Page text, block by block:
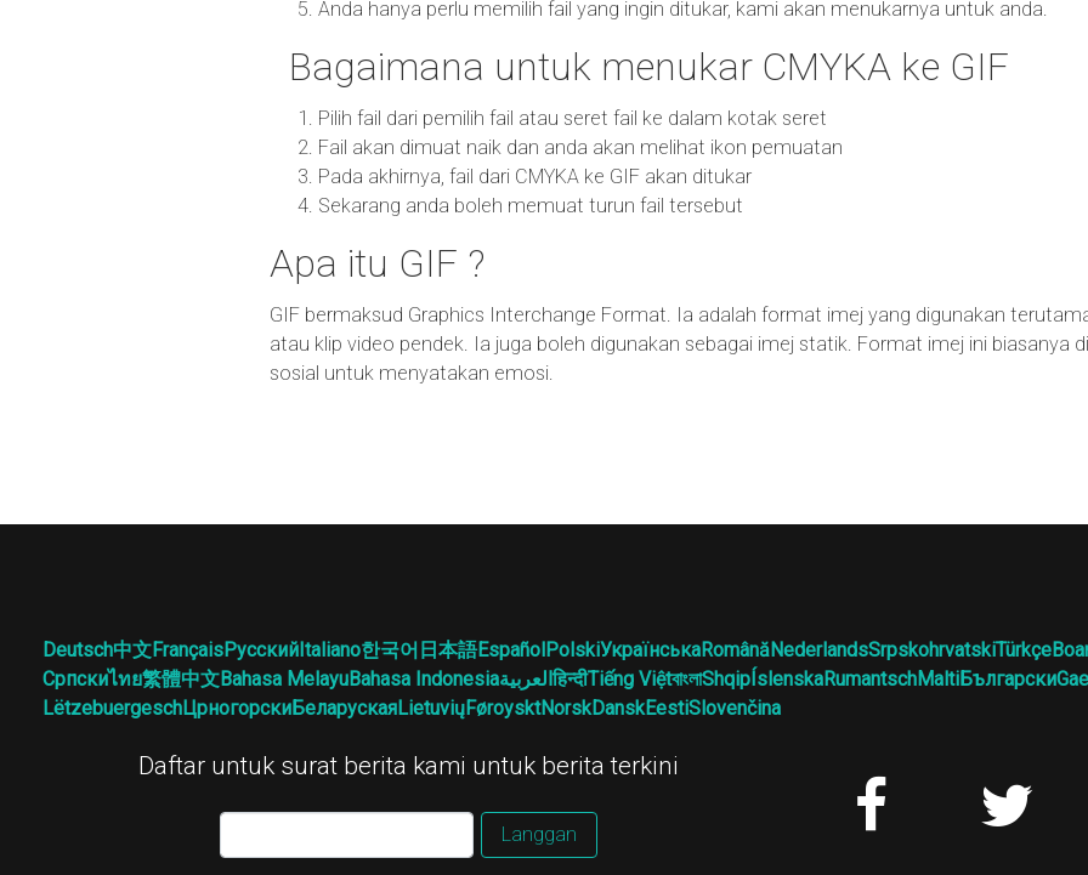
Anda hanya perlu memilih fail yang ingin ditukar, kami akan menukarnya untuk anda.
Bagaimana untuk menukar CMYKA ke GIF
Pilih fail dari pemilih fail atau seret fail ke dalam kotak seret
Fail akan dimuat naik dan anda akan melihat ikon pemuatan
Pada akhirnya, fail dari CMYKA ke GIF akan ditukar
Sekarang anda boleh memuat turun fail tersebut
Apa itu GIF ?
GIF bermaksud Graphics Interchange Format. Ia adalah format imej yang digunakan
atau klip video pendek. Ia juga boleh digunakan sebagai imej statik. Format imej ini biasanya
sosial untuk menyatakan emosi.
Deutsch中文FrançaisРусскийItaliano한국어 日本語EspañolPolskiУкраїнськаRomânăNederlandsSrpskohrvatskiTürkçe
Српскиไทย繁體中文Bahasa MelayuBahasa Indonesiaالعربيةहिन्दीTiếng ViệtবাংলাShqipÍslenskaRumantschMaltiБългарски
LëtzebuergeschЦрногорскиБеларускаяLietuviųFøroysktNorskDanskEestiSlovenčina
Daftar untuk surat berita kami untuk berita terkini
Langgan